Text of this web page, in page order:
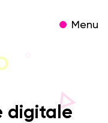
Menu
digitale